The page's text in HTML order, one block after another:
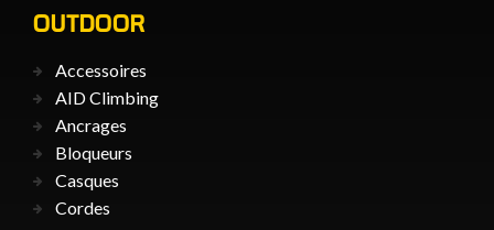
OUTDOOR
Accessoires
AID Climbing
Ancrages
Bloqueurs
Casques
Cordes